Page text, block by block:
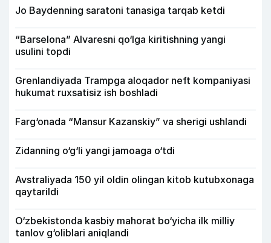
Jo Baydenning saratoni tanasiga tarqab ketdi
“Barselona” Alvaresni qo‘lga kiritishning yangi
usulini topdi
Grenlandiyada Trampga aloqador neft kompaniyasi
hukumat ruxsatisiz ish boshladi
Farg‘onada “Mansur Kazanskiy” va sherigi ushlandi
Zidanning o‘g‘li yangi jamoaga o‘tdi
Avstraliyada 150 yil oldin olingan kitob kutubxonaga
qaytarildi
O‘zbekistonda kasbiy mahorat bo‘yicha ilk milliy
tanlov g‘oliblari aniqlandi